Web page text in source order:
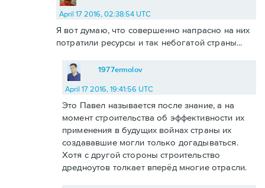
April 17 2016, 02:38:54 UTC
Я вот думаю, что совершенно напрасно на них
потратили ресурсы и так небогатой страны...
1977ermolov
April 17 2016, 19:41:56 UTC
Это Павел называется после знание, а на
момент строительства об эффективности их
применения в будущих войнах страны их
создававшие могли только догадываться.
Хотя с другой стороны строительство
дредноутов толкает вперёд многие отрасли.